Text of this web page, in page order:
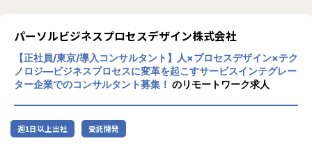
(活用ツール MA：Marketo CRM：ServiceCloud)
【業務の変更の範囲】
会社の定める職種（出向を命じることがあり、その場合は出
【キャリアパス例】
・データアナリスト
性が高い人材は重宝されていきます。
このトレンドとして上昇していくデジタル領
域の「ものづくり」の価値に加え、次の4つ
の方針で価値を高めていこうとしています。
1. エンドクライアントとの直接取引
2. 中長期的な課題解決、サービスグロース支
援案件に注力
■サステナビリティ推進が注目されている背景と私たち（サ
ステナブルビジネス統括部）の役割について
現在日本では気候変動と環境問題、少子高齢化による労働力
不足、地方の過疎化による地域間格差の拡大などの社会問題
（グリーントランスフォーメーション）は脱炭素化を通じて
ムの企画・開発は勿論、外販向けもプライム
案件を担当しています。自社には、リサーチ
＆ディベロップメントを専門に行っている統
括部があり、最新技術を他部署が手掛けてい
る案件で利用できないかを検討したり、自社
サービス開発に取り組んでいます。
■ビジネスエンジニアリング領域
パーソルビジネスプロセスデザイン株式会社
【正社員/東京/導入コンサルタント】人×プロセスデザイン×テク
ノロジ―ビジネスプロセスに変革を起こすサービスインテグレー
ター企業でのコンサルタント募集！ のリモートワーク求人
週1日以上出社 受託開発